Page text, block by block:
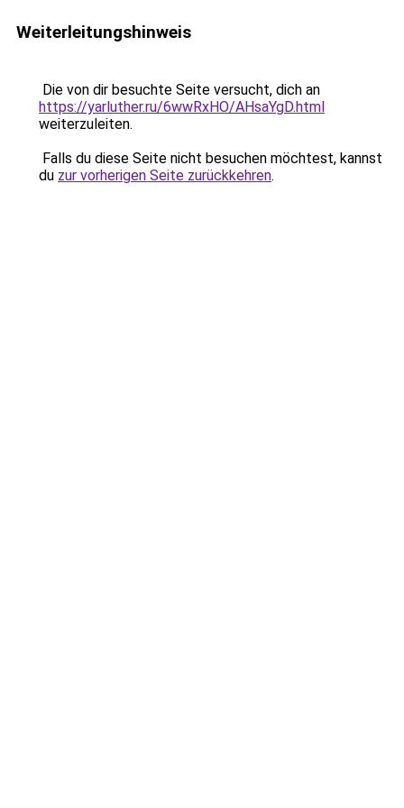
Weiterleitungshinweis
Die von dir besuchte Seite versucht, dich an
https://yarluther.ru/6wwRxHO/AHsaYgD.html
weiterzuleiten.
Falls du diese Seite nicht besuchen möchtest, kannst
du zur vorherigen Seite zurückkehren.